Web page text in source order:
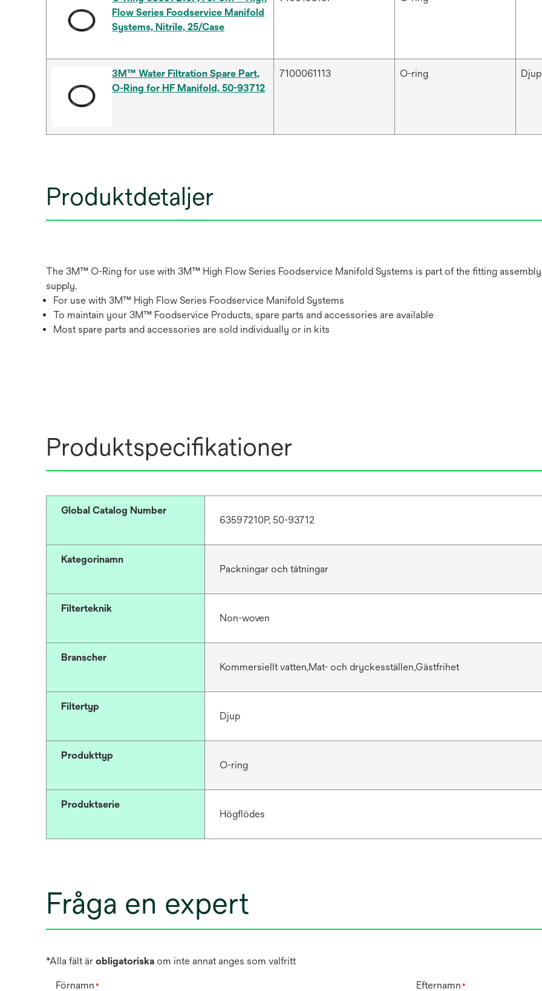
Flow Series Foodservice Manifold
Systems, Nitrile, 25/Case
3M™ Water Filtration Spare Part,
O-Ring for HF Manifold, 50-93712
7100061113 O-ring Djup
Produktdetaljer
The 3M™ O-Ring for use with 3M™ High Flow Series Foodservice Manifold Systems is part of the fitting
supply.
For use with 3M™ High Flow Series Foodservice Manifold Systems
To maintain your 3M™ Foodservice Products, spare parts and accessories are available
Most spare parts and accessories are sold individually or in kits
Produktspecifikationer
Global Catalog Number
63597210P, 50-93712
Kategorinamn
Packningar och tätningar
Filterteknik
Non-woven
Branscher
Kommersiellt vatten,Mat- och dryckesställen,Gästfrihet
Filtertyp
Djup
Produkttyp
O-ring
Produktserie
Högflödes
Fråga en expert
*Alla fält är obligatoriska om inte annat anges som valfritt
Förnamn * Efternamn *